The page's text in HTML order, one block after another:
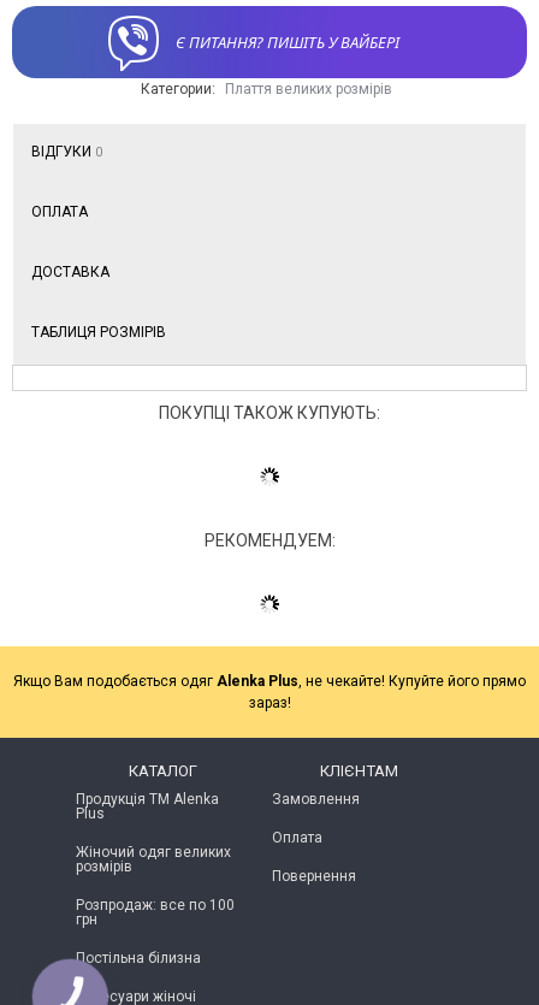
Є ПИТАННЯ? ПИШІТЬ У ВАЙБЕРІ
Категории: Плаття великих розмірів
ВІДГУКИ 0
ОПЛАТА
ДОСТАВКА
ТАБЛИЦЯ РОЗМІРІВ
ПОКУПЦІ ТАКОЖ КУПУЮТЬ:
РЕКОМЕНДУЕМ:
Якщо Вам подобається одяг Alenka Plus , не чекайте! Купуйте його прямо
зараз!
КАТАЛОГ
Продукція ТМ Alenka
Plus
Жіночий одяг великих
розмірів
Розпродаж: все по 100
грн
Постільна білизна
Аксесуари жіночі
КЛІЄНТАМ
Замовлення
Оплата
Повернення
КНОПКА
ЗВ'ЯЗКУ